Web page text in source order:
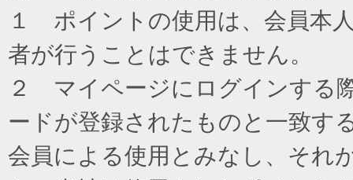
１ ポイントの使用は、会員本
者が行うことはできません。
２ マイページにログインする
ードが登録されたものと一致す
会員による使用とみなし、それ